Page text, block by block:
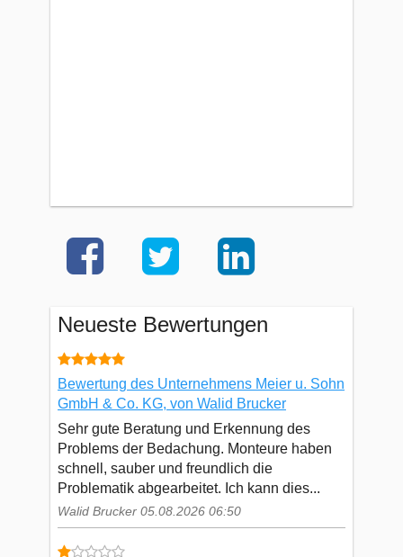
Neueste Bewertungen
Bewertung des Unternehmens Meier u. Sohn
GmbH & Co. KG, von Walid Brucker
Sehr gute Beratung und Erkennung des
Problems der Bedachung. Monteure haben
schnell, sauber und freundlich die
Problematik abgearbeitet. Ich kann dies...
Walid Brucker 05.08.2026 06:50